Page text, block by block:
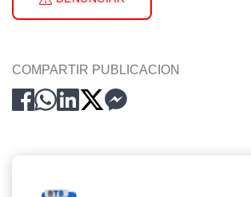
COMPARTIR PUBLICACION